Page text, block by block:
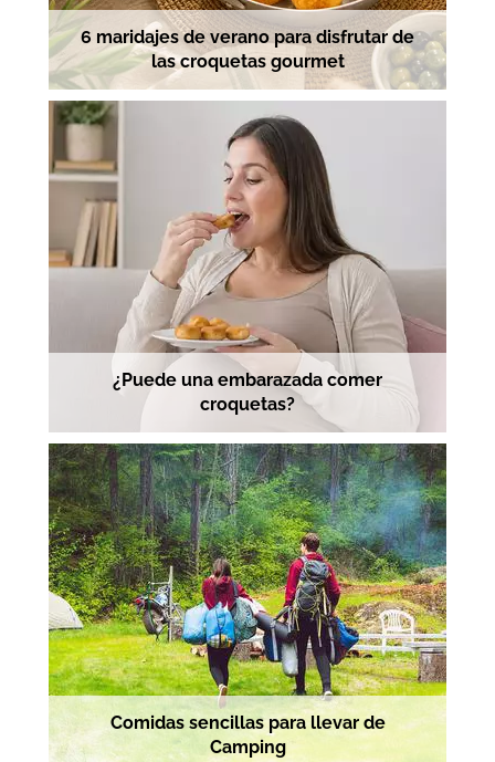
6 maridajes de verano para disfrutar de
las croquetas gourmet
¿Puede una embarazada comer
croquetas?
Comidas sencillas para llevar de
Camping